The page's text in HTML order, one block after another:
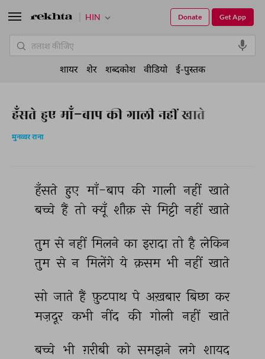
हँसते हुए माँ-बाप की गाली नहीं खाते
मुनव्वर राना
हँसते हुए माँ-बाप की गाली नहीं खाते
बच्चे हैं तो क्यूँ शौक़ से मिट्टी नहीं खाते
तुम से नहीं मिलने का इरादा तो है लेकिन
तुम से न मिलेंगे ये क़सम भी नहीं खाते
सो जाते हैं फ़ुटपाथ पे अख़बार बिछा कर
मज़दूर कभी नींद की गोली नहीं खाते
बच्चे भी ग़रीबी को समझने लगे शायद
HIN Get App
Donate
शायर शेर शब्दकोश वीडियो ई-पुस्तक